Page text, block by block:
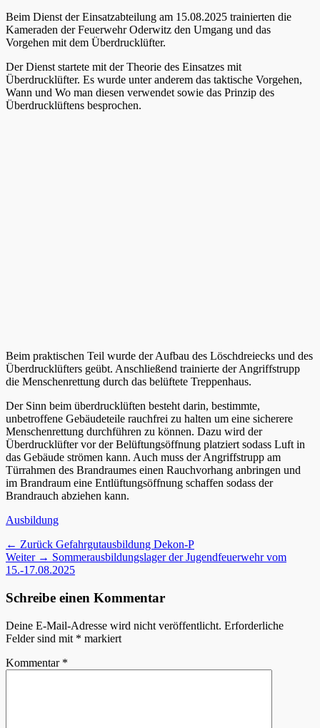
Beim Dienst der Einsatzabteilung am 15.08.2025 trainierten die
Kameraden der Feuerwehr Oderwitz den Umgang und das
Vorgehen mit dem Überdrucklüfter.
Der Dienst startete mit der Theorie des Einsatzes mit
Überdrucklüfter. Es wurde unter anderem das taktische Vorgehen,
Wann und Wo man diesen verwendet sowie das Prinzip des
Überdrucklüftens besprochen.
Beim praktischen Teil wurde der Aufbau des Löschdreiecks und des
Überdrucklüfters geübt. Anschließend trainierte der Angriffstrupp
die Menschenrettung durch das belüftete Treppenhaus.
Der Sinn beim überdrucklüften besteht darin, bestimmte,
unbetroffene Gebäudeteile rauchfrei zu halten um eine sicherere
Menschenrettung durchführen zu können. Dazu wird der
Überdrucklüfter vor der Belüftungsöffnung platziert sodass Luft in
das Gebäude strömen kann. Auch muss der Angriffstrupp am
Türrahmen des Brandraumes einen Rauchvorhang anbringen und
im Brandraum eine Entlüftungsöffnung schaffen sodass der
Brandrauch abziehen kann.
Kategorien
Ausbildung
Beitragsnavigation
← Zurück Vorheriger
Beitrag:
Gefahrgutausbildung Dekon-P
Weiter → Nächster
Beitrag:
Sommerausbildungslager der Jugendfeuerwehr vom
15.-17.08.2025
Schreibe einen Kommentar
Deine E-Mail-Adresse wird nicht veröffentlicht. Erforderliche
Felder sind mit * markiert
Kommentar *